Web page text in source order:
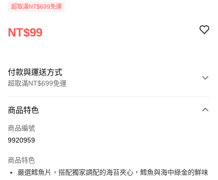
超取滿NT$699免運
NT$99
付款與運送方式
超取滿NT$699免運
信用卡一次付款
超商取貨付款
Apple Pay
商品特色
商品編號
9920959
商品特色
嚴選鱈魚片，搭配獨家調配的海苔夾心，鱈魚與海中綠金的鮮味